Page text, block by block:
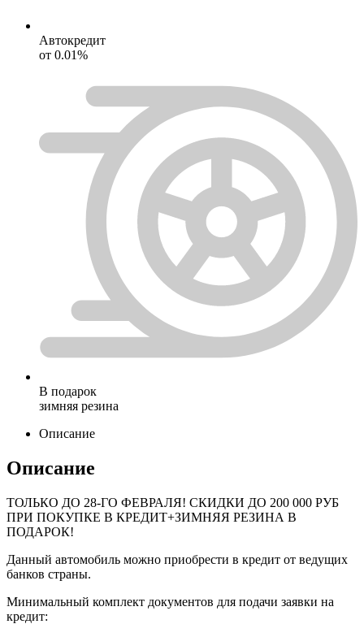
Автокредит
от 0.01%
В подарок
зимняя резина
Описание
Описание
ТОЛЬКО ДО 28-ГО ФЕВРАЛЯ! СКИДКИ ДО 200 000 РУБ
ПРИ ПОКУПКЕ В КРЕДИТ+ЗИМНЯЯ РЕЗИНА В
ПОДАРОК!
Данный автомобиль можно приобрести в кредит от ведущих
банков страны.
Минимальный комплект документов для подачи заявки на
кредит: